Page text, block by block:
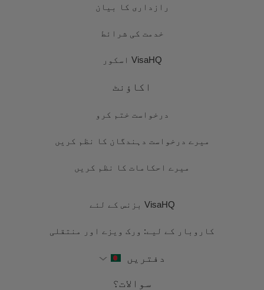
رازداری کا بیان
خدمت کی شرائط
VisaHQ اسکور
اکاؤنٹ
درخواست ختم کرو
میرے درخواست دہندگان کا نظم کریں
میرے احکامات کا نظم کریں
VisaHQ بزنس کے لئے
کاروبار کے لیے: ورک ویزے اور منتقلی
دفتریں
سوالات؟